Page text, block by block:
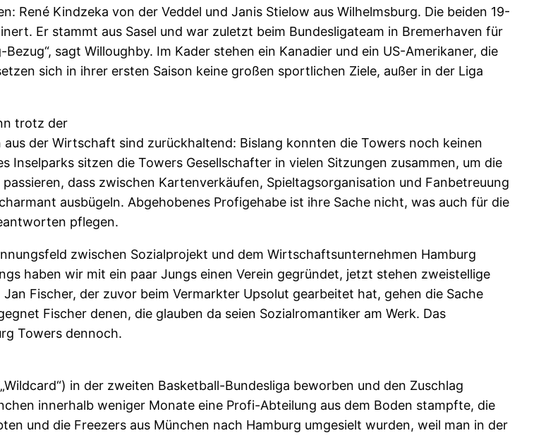
René Kindzeka von der Veddel und Janis Stielow aus Wilhelmsburg. Die beiden 19-
Er stammt aus Sasel und war zuletzt beim Bundesligateam in Bremerhaven für
sagt Willoughby. Im Kader stehen ein Kanadier und ein US-Amerikaner, die
sich in ihrer ersten Saison keine großen sportlichen Ziele, außer in der Liga
trotz der
der Wirtschaft sind zurückhaltend: Bislang konnten die Towers noch keinen
Inselparks sitzen die Towers Gesellschafter in vielen Sitzungen zusammen, um die
dass zwischen Kartenverkäufen, Spieltagsorganisation und Fanbetreuung
ausbügeln. Abgehobenes Profigehabe ist ihre Sache nicht, was auch für die
pflegen.
zwischen Sozialprojekt und dem Wirtschaftsunternehmen Hamburg
haben wir mit ein paar Jungs einen Verein gegründet, jetzt stehen zweistellige
Fischer, der zuvor beim Vermarkter Upsolut gearbeitet hat, gehen die Sache
Fischer denen, die glauben da seien Sozialromantiker am Werk. Das
Towers dennoch.
in der zweiten Basketball-Bundesliga beworben und den Zuschlag
innerhalb weniger Monate eine Profi-Abteilung aus dem Boden stampfte, die
und die Freezers aus München nach Hamburg umgesielt wurden, weil man in der